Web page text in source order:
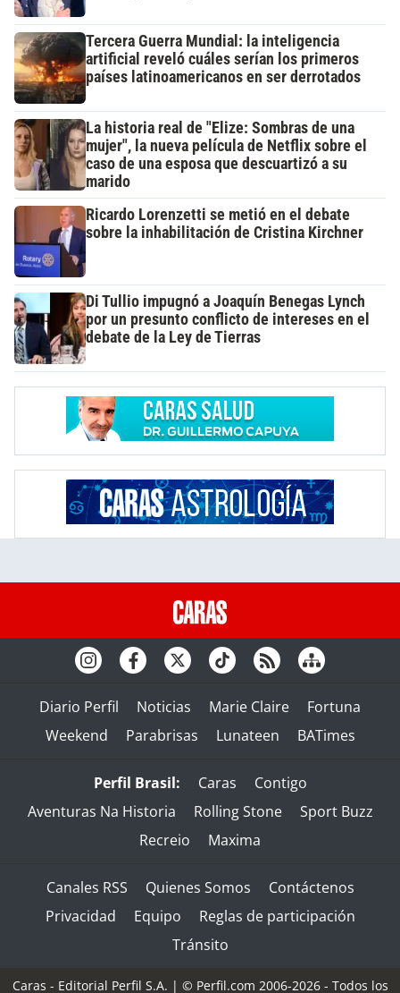
Tercera Guerra Mundial: la inteligencia
artificial reveló cuáles serían los primeros
países latinoamericanos en ser derrotados
La historia real de "Elize: Sombras de una
mujer", la nueva película de Netflix sobre el
caso de una esposa que descuartizó a su
marido
Ricardo Lorenzetti se metió en el debate
sobre la inhabilitación de Cristina Kirchner
Di Tullio impugnó a Joaquín Benegas Lynch
por un presunto conflicto de intereses en el
debate de la Ley de Tierras
Diario Perfil Noticias Marie Claire
Fortuna
Weekend
Parabrisas Lunateen BATimes
Perfil Brasil: Caras
Contigo
Aventuras Na Historia
Rolling Stone
Sport Buzz
Recreio
Maxima
Canales RSS Quienes Somos
Contáctenos
Privacidad
Equipo
Reglas de participación
Tránsito
Caras - Editorial Perfil S.A. | © Perfil.com 2006-2026 - Todos los